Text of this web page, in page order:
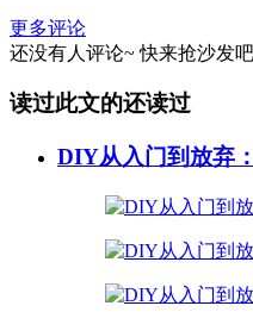
更多评论
还没有人评论~ 快来抢沙发
读过此文的还读过
DIY从入门到放弃